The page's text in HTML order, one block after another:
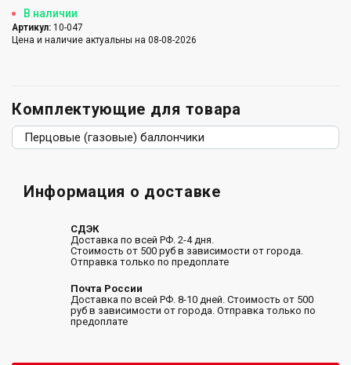
В наличии
Артикул: 10-047
Цена и наличие актуальны на 08-08-2026
Комплектующие для товара
Перцовые (газовые) баллончики
Информация о доставке
СДЭК
Доставка по всей РФ. 2-4 дня.
Стоимость от 500 руб в зависимости от города.
Отправка только по предоплате
Почта России
Доставка по всей РФ. 8-10 дней. Стоимость от 500
руб в зависимости от города. Отправка только по
предоплате